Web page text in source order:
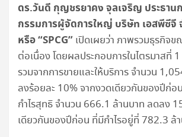
ดร.วันดี กุญชรยาคง จุลเจริญ ประธาน
กรรมการผู้จัดการใหญ่ บริษัท เอสพีซีจี
หรือ “SPCG” เปิดเผยว่า ภาพรวมธุรกิจ
ต่อเนื่อง โดยผลประกอบการในไตรมาสที่
รวมจากการขายและให้บริการ จำนวน
ลงร้อยละ 10% จากงวดเดียวกันของปีก่
กำไรสุทธิ จำนวน 666.1 ล้านบาท ลดลง
เดียวกันของปีก่อน ที่มีกำไรอยู่ที่ 782.3 ล้